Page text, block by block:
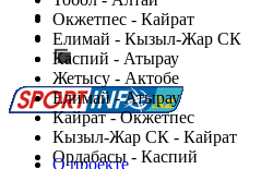
Окжетпес - Кайрат
Елимай - Кызыл-Жар СК
Каспий - Атырау
Жетысу - Актобе
Елимай - Атырау
Кайрат - Окжетпес
Кызыл-Жар СК - Кайрат
Ордабасы - Каспий
Есть идея?
Сообщить о мероприятии
Перейти на старый сайт
О проекте